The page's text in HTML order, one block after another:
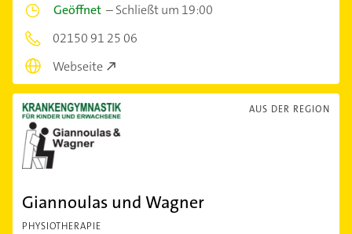
Geöffnet –Schließt um 19:00
02150 91 25 06
Webseite
AUS DER REGION
Giannoulas und Wagner
PHYSIOTHERAPIE